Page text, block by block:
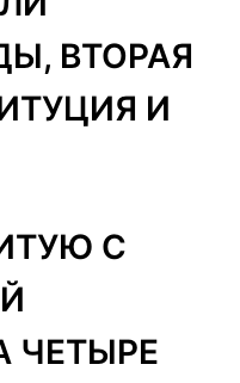
ВТОРАЯ
И
С
ЧЕТЫРЕ